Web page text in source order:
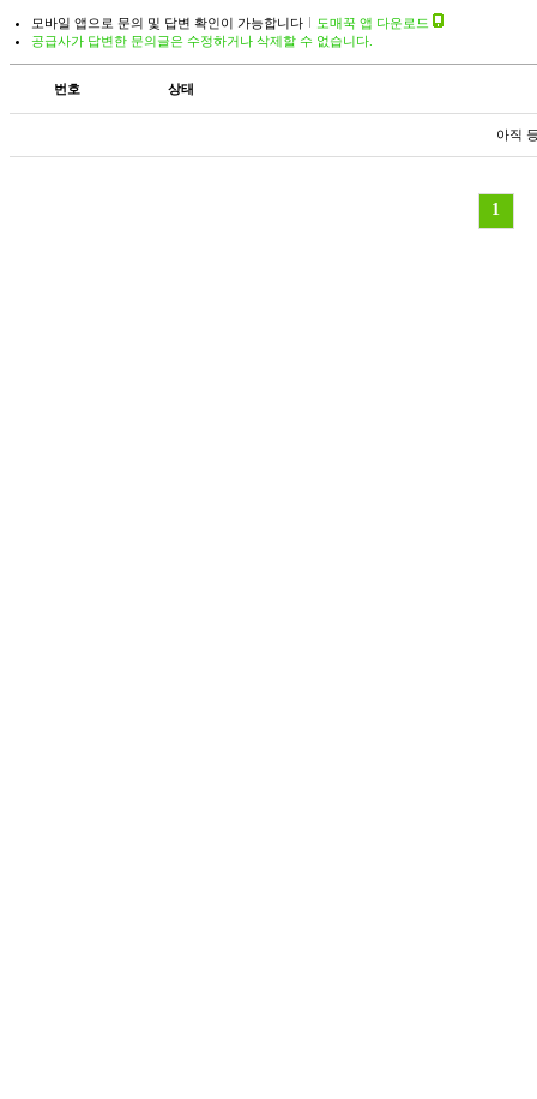
모바일 앱으로 문의 및 답변 확인이 가능합니다
도매꾹 앱 다운로드
공급사가 답변한 문의글은 수정하거나 삭제할 수 없습니다.
번호 상태
아직
1